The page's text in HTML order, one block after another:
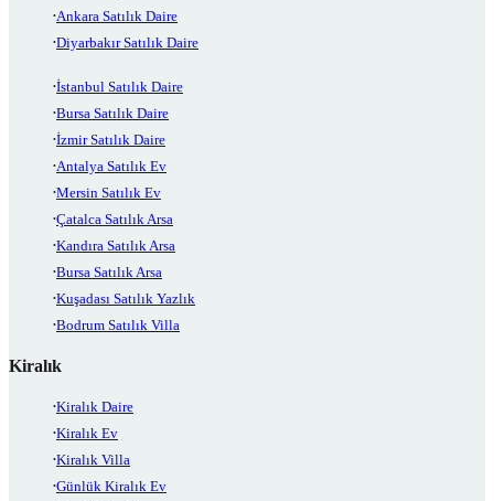
Ankara Satılık Daire
Diyarbakır Satılık Daire
İstanbul Satılık Daire
Bursa Satılık Daire
İzmir Satılık Daire
Antalya Satılık Ev
Mersin Satılık Ev
Çatalca Satılık Arsa
Kandıra Satılık Arsa
Bursa Satılık Arsa
Kuşadası Satılık Yazlık
Bodrum Satılık Villa
Kiralık
Kiralık Daire
Kiralık Ev
Kiralık Villa
Günlük Kiralık Ev